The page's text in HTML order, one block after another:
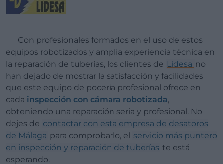
Con profesionales formados en el uso de estos
equipos robotizados y amplia experiencia técnica en
la reparación de tuberías, los clientes de Lidesa no
han dejado de mostrar la satisfacción y facilidades
que este equipo de pocería profesional ofrece en
cada inspección con cámara robotizada,
obteniendo una reparación seria y profesional. No
dejes de contactar con esta empresa de desatoros
de Málaga para comprobarlo, el
servicio más puntero
en inspección y reparación de tuberías te está
esperando.